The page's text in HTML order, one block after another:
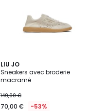
LIU JO
Sneakers avec broderie
macramé
149,00 €
70,00 € -53%